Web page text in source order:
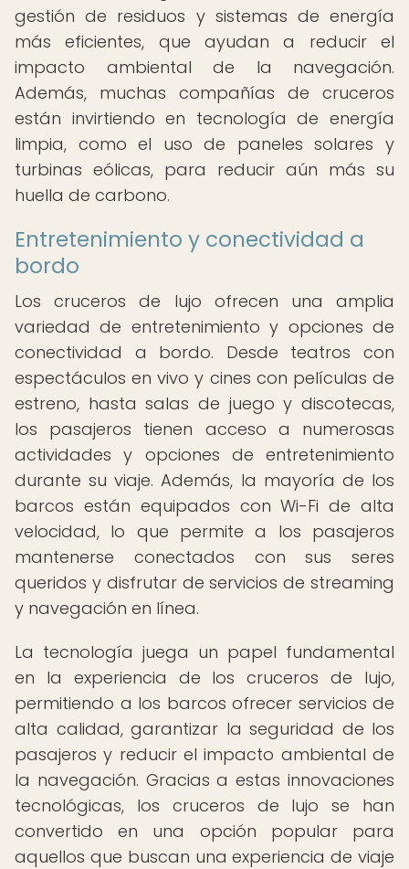
gestión de residuos y sistemas de energía
más eficientes, que ayudan a reducir el
impacto ambiental de la navegación.
Además, muchas compañías de cruceros
están invirtiendo en tecnología de energía
limpia, como el uso de paneles solares y
turbinas eólicas, para reducir aún más su
huella de carbono.
Entretenimiento y conectividad a
bordo
Los cruceros de lujo ofrecen una amplia
variedad de entretenimiento y opciones de
conectividad a bordo. Desde teatros con
espectáculos en vivo y cines con películas de
estreno, hasta salas de juego y discotecas,
los pasajeros tienen acceso a numerosas
actividades y opciones de entretenimiento
durante su viaje. Además, la mayoría de los
barcos están equipados con Wi-Fi de alta
velocidad, lo que permite a los pasajeros
mantenerse conectados con sus seres
queridos y disfrutar de servicios de streaming
y navegación en línea.
La tecnología juega un papel fundamental
en la experiencia de los cruceros de lujo,
permitiendo a los barcos ofrecer servicios de
alta calidad, garantizar la seguridad de los
pasajeros y reducir el impacto ambiental de
la navegación. Gracias a estas innovaciones
tecnológicas, los cruceros de lujo se han
convertido en una opción popular para
aquellos que buscan una experiencia de viaje